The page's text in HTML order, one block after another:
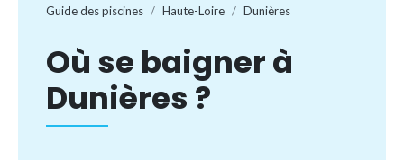
Guide des piscines Haute-Loire Dunières
Où se baigner à
Dunières ?